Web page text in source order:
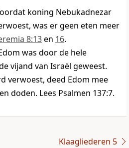
koning Nebukadnezar
was er geen eten meer
8:13en 16.
was door de hele
vijand van Israël geweest.
verwoest, deed Edom mee
doden. Lees Psalmen 137:7.
Klaagliederen 5